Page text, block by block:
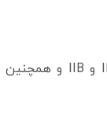
قابلیت استفاده در زون 1 و 2 و گروه‌های IIA و IIB و همچنین